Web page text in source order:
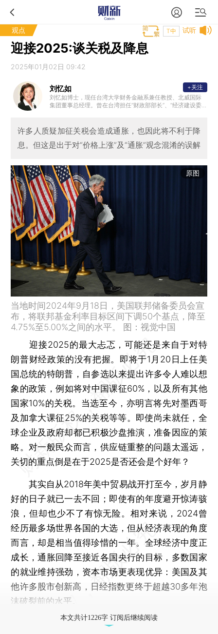
观点 试听
T中
迎接2025:谈关税及降息
2025年01月02日 09:42
刘忆如
刘忆如博士，现任台湾大学财务金融系兼任教授、北威国际
集团董事总经理。曾在台湾担任“财政部部长”、“经济建设委
及日本大和总研全球首席经济顾问。曾任台湾大学财务金融
系系主任暨研究所所长，并曾任教于纽约、澳洲等全球多所
大学；为台湾大学政治系学士、美国芝加哥大学企管硕士暨
+关注
许多人质疑加征关税会造成通胀，也因此将不利于降
息。但这是出于对“价格上涨”及“通胀”观念混淆的误解
原图
当地时间2024年9月18日，美国联邦储备委员会宣
布，将联邦基金利率目标区间下调50个基点，降至
4.75%至5.00%之间的水平。 图：视觉中国
迎接2025的最大忐忑，可能还是来自于对特
朗普财经政策的没有把握。即将于1月20日上任美
国总统的特朗普，自参选以来提出许多令人难以想
象的政策，例如将对中国课征60%，以及所有其他
国家10%的关税。当选至今，亦明言将先对墨西哥
及加拿大课征25%的关税等等。即使尚未就任，全
球企业及政府却都已积极沙盘推演，准备因应的策
略。对一般民众而言，供应链重整的问题太遥远，
关切的重点倒是在于2025是否还会是个好年？
其实自从2018年美中贸易战开打至今，岁月静
好的日子就已一去不回；即使有的年度避开惊涛骇
浪，但却也少不了有惊无险。相对来说，2024曾
经历最多场世界各国的大选，但从经济表现的角度
而言，却是相当值得珍惜的一年。全球经济中度正
成长，通胀回降至接近各国央行的目标，多数国家
的就业维持强劲，资本市场更表现优异：美国及其
他许多股市创新高，日经指数更终于超越30多年泡
沫破裂前的水平。
本文共计1226字 订阅后继续阅读